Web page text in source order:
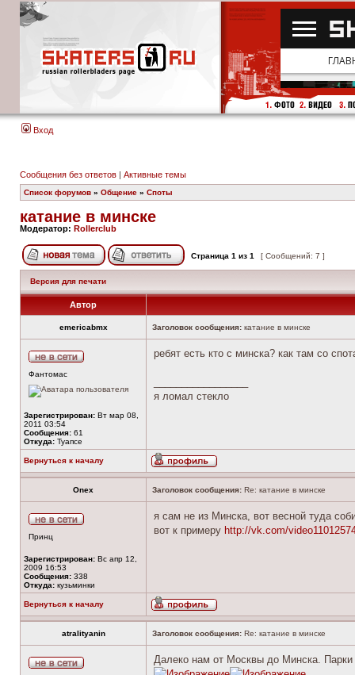
Вход
Сообщения без ответов | Активные темы
Список форумов » Общение » Споты
катание в минске
Модератор: Rollerclub
Страница 1 из 1 [ Сообщений: 7 ]
Версия для печати
Автор
emericabmx Заголовок сообщения: катание в минске
Фантомас
Зарегистрирован: Вт мар 08,
2011 03:54
Сообщения: 61
Откуда: Туапсе
ребят есть кто с минска? как там со
я ломал стекло
Вернуться к началу
Onex Заголовок сообщения: Re: катание в минске
Принц
Зарегистрирован: Вс апр 12,
2009 16:53
Сообщения: 338
Откуда: кузьминки
я сам не из Минска, вот весной туда
вот к примеру http://vk.com/
Вернуться к началу
atralityanin Заголовок сообщения: Re: катание в минске
Далеко нам от Москвы до Минска. Парки